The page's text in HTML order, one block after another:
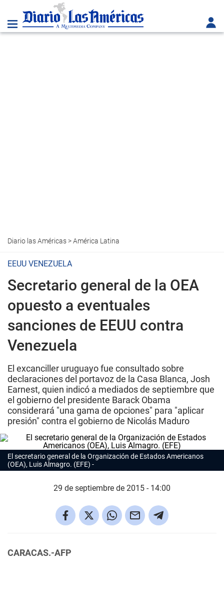
Diario las Américas>América Latina
EEUU VENEZUELA
Secretario general de la OEA
opuesto a eventuales
sanciones de EEUU contra
Venezuela
El excanciller uruguayo fue consultado sobre
declaraciones del portavoz de la Casa Blanca, Josh
Earnest, quien indicó a mediados de septiembre que
el gobierno del presidente Barack Obama
considerará "una gama de opciones" para "aplicar
presión" contra el gobierno de Nicolás Maduro
El secretario general de la Organización de Estados Americanos
(OEA), Luis Almagro. (EFE)
29 de septiembre de 2015 - 14:00
CARACAS.-AFP